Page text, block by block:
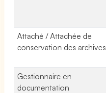
Attaché / Attachée de
conservation des archives
Gestionnaire en
documentation